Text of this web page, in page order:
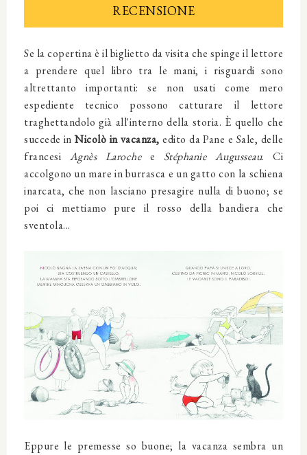
RECENSIONE
Se la copertina è il biglietto da visita che spinge il lettore
a prendere quel libro tra le mani, i risguardi sono
altrettanto importanti: se non usati come mero
espediente tecnico possono catturare il lettore
traghettandolo già all'interno della storia. È quello che
succede inNicolò in vacanza, edito da Pane e Sale, delle
francesi Agnès Laroche e Stéphanie Augusseau. Ci
accolgono un mare in burrasca e un gatto con la schiena
inarcata, che non lasciano presagire nulla di buono; se
poi ci mettiamo pure il rosso della bandiera che
sventola...
Eppure le premesse so buone; la vacanza sembra un